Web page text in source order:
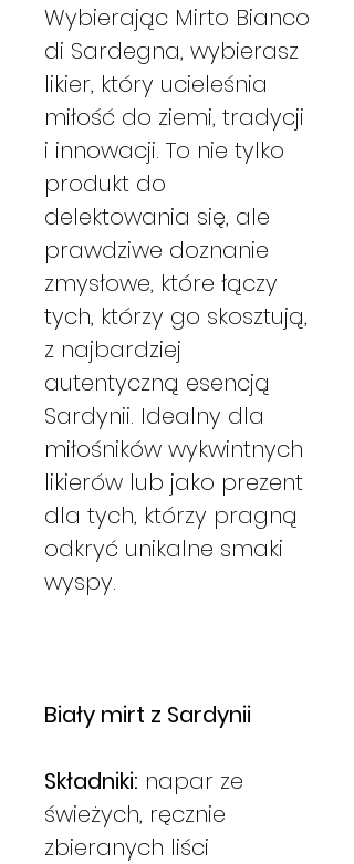
Wybierając Mirto Bianco
di Sardegna, wybierasz
likier, który ucieleśnia
miłość do ziemi, tradycji
i innowacji. To nie tylko
produkt do
delektowania się, ale
prawdziwe doznanie
zmysłowe, które łączy
tych, którzy go skosztują,
z najbardziej
autentyczną esencją
Sardynii. Idealny dla
miłośników wykwintnych
likierów lub jako prezent
dla tych, którzy pragną
odkryć unikalne smaki
wyspy.
Biały mirt z Sardynii
Składniki: napar ze
świeżych, ręcznie
zbieranych liści